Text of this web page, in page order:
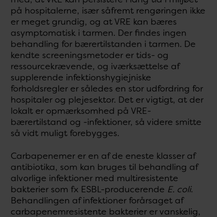
på hospitalerne, især såfremt rengøringen ikke
er meget grundig, og at VRE kan bæres
asymptomatisk i tarmen. Der findes ingen
behandling for bærertilstanden i tarmen. De
kendte screeningsmetoder er tids- og
ressourcekrævende, og iværksættelse af
supplerende infektionshygiejniske
forholdsregler er således en stor udfordring for
hospitaler og plejesektor. Det er vigtigt, at der
lokalt er opmærksomhed på VRE-
bærertilstand og -infektioner, så videre smitte
så vidt muligt forebygges.
Carbapenemer er en af de eneste klasser af
antibiotika, som kan bruges til behandling af
alvorlige infektioner med multiresistente
bakterier som fx ESBL-producerende E. coli.
Behandlingen af infektioner forårsaget af
carbapenemresistente bakterier er vanskelig,